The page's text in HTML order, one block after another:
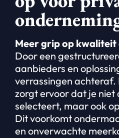
Meer grip op kwaliteit
Door een
aanbieders en
verrassingen achteraf.
zorgt ervoor dat je niet
selecteert, maar ook
Dit voorkomt
en onverwachte